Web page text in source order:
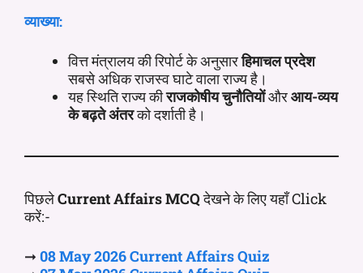
व्याख्या:
वित्त मंत्रालय की रिपोर्ट के अनुसारहिमाचल प्रदेश
सबसे अधिक राजस्व घाटे वाला राज्य है।
यह स्थिति राज्य कीराजकोषीय चुनौतियोंऔरआय-व्यय
के बढ़ते अंतरको दर्शाती है।
पिछलेCurrent Affairs MCQदेखने के लिए यहाँ Click
करें:-
➞ 08 May2026 CurrentAffairsQuiz